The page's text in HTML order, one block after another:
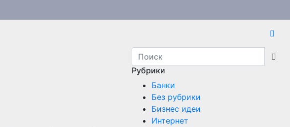
Рубрики
Банки
Без рубрики
Бизнес идеи
Интернет